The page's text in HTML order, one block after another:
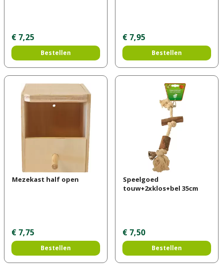
€ 7,25
Bestellen
€ 7,95
Bestellen
Mezekast half open
€ 7,75
Bestellen
Speelgoed
touw+2xklos+bel 35cm
€ 7,50
Bestellen